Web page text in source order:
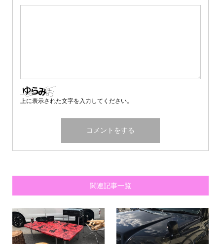
上に表示された文字を入力してください。
関連記事一覧